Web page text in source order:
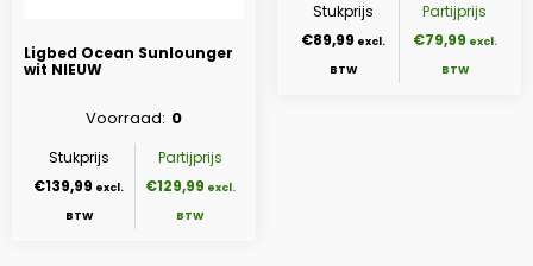
Ligbed Ocean Sunlounger
wit NIEUW
Voorraad 0
Stukprijs
€139,99
Partijprijs
€129,99
Stukprijs
€89,99
Partijprijs
€79,99